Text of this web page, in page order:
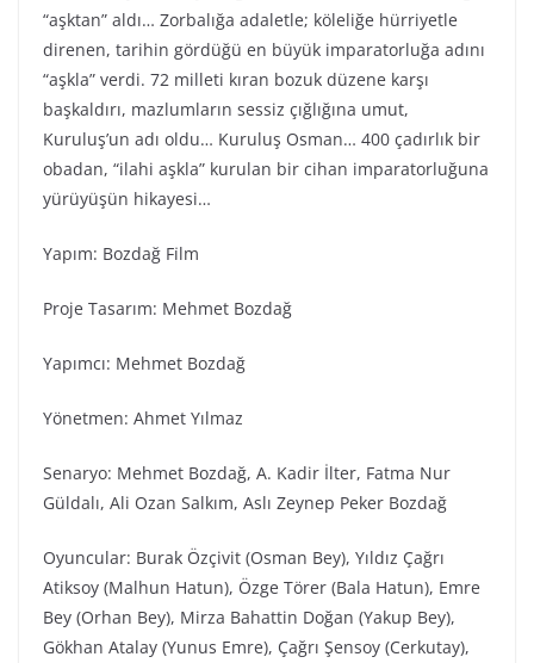
“aşktan” aldı… Zorbalığa adaletle; köleliğe hürriyetle
direnen, tarihin gördüğü en büyük imparatorluğa adını
“aşkla” verdi. 72 milleti kıran bozuk düzene karşı
başkaldırı, mazlumların sessiz çığlığına umut,
Kuruluş’un adı oldu… Kuruluş Osman… 400 çadırlık bir
obadan, “ilahi aşkla” kurulan bir cihan imparatorluğuna
yürüyüşün hikayesi…
Yapım: Bozdağ Fi̇lm
Proje Tasarım: Mehmet Bozdağ
Yapımcı: Mehmet Bozdağ
Yönetmen: Ahmet Yılmaz
Senaryo: Mehmet Bozdağ, A. Kadir İlter, Fatma Nur
Güldalı, Ali Ozan Salkım, Aslı Zeynep Peker Bozdağ
Oyuncular: Burak Özçivit (Osman Bey), Yıldız Çağrı
Atiksoy (Malhun Hatun), Özge Törer (Bala Hatun), Emre
Bey (Orhan Bey), Mirza Bahattin Doğan (Yakup Bey),
Gökhan Atalay (Yunus Emre), Çağrı Şensoy (Cerkutay),